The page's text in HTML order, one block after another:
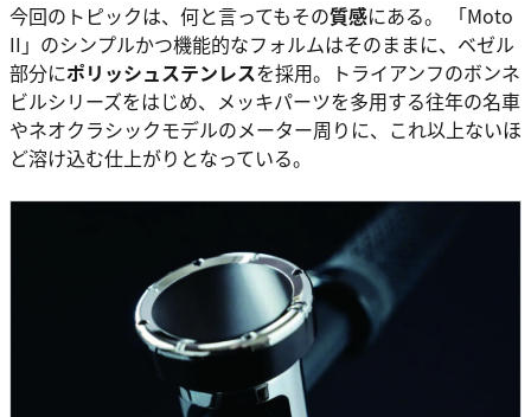
今回のトピックは、何と言ってもその質感にある。 「Moto
II」のシンプルかつ機能的なフォルムはそのままに、ベゼル
部分にポリッシュステンレスを採用。トライアンフのボンネ
ビルシリーズをはじめ、メッキパーツを多用する往年の名車
やネオクラシックモデルのメーター周りに、これ以上ないほ
ど溶け込む仕上がりとなっている。